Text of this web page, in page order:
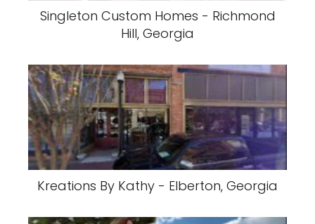
Singleton Custom Homes - Richmond
Hill, Georgia
Kreations By Kathy - Elberton, Georgia